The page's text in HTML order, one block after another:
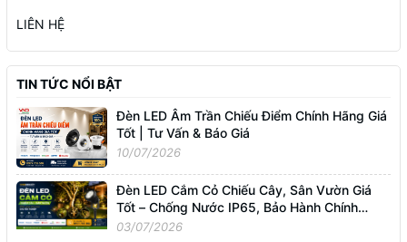
LIÊN HỆ
TIN TỨC NỔI BẬT
Đèn LED Âm Trần Chiếu Điểm Chính Hãng Giá
Tốt | Tư Vấn & Báo Giá
10/07/2026
Đèn LED Cắm Cỏ Chiếu Cây, Sân Vườn Giá
Tốt – Chống Nước IP65, Bảo Hành Chính
Hãng
03/07/2026